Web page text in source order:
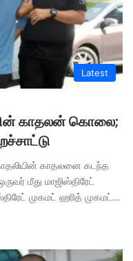
Latest
காதலன் கொலை;
காதலனை கடந்த
மீது மாஜிஸ்திரேட்
முகமட் ஹரித் முகமட்…